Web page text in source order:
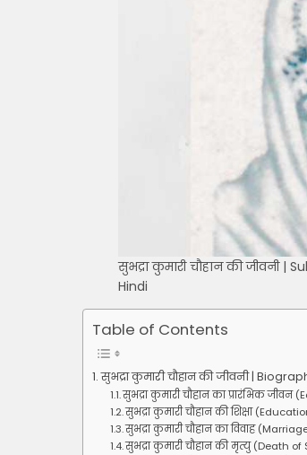
सुभद्रा कुमारी चौहान की जीवनी
Hindi
Table of Contents
सुभद्रा कुमारी चौहान की जीवनी |
सुभद्रा कुमारी चौहान का प्रारंभिक
सुभद्रा कुमारी चौहान की शिक्षा
सुभद्रा कुमारी चौहान का विवाह
सुभद्रा कुमारी चौहान की मृत्यु (Death